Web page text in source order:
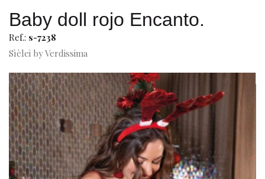
Sujetadores
Bragas
Baño de mujer
Ropa y complementos
Lencería
Baby doll rojo Encanto.
Ref.: s-7238
Sìèlei by Verdissima